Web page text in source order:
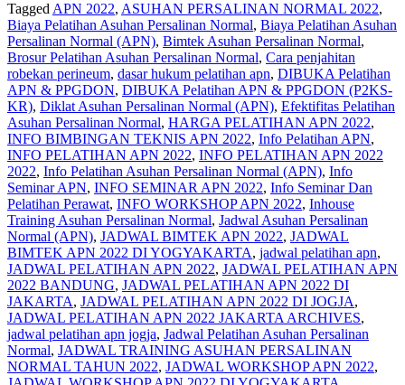
Tagged APN 2022, ASUHAN PERSALINAN NORMAL 2022,
Biaya Pelatihan Asuhan Persalinan Normal, Biaya Pelatihan Asuhan
Persalinan Normal (APN), Bimtek Asuhan Persalinan Normal,
Brosur Pelatihan Asuhan Persalinan Normal, Cara penjahitan
robekan perineum, dasar hukum pelatihan apn, DIBUKA Pelatihan
APN & PPGDON, DIBUKA Pelatihan APN & PPGDON (P2KS-
KR), Diklat Asuhan Persalinan Normal (APN), Efektifitas Pelatihan
Asuhan Persalinan Normal, HARGA PELATIHAN APN 2022,
INFO BIMBINGAN TEKNIS APN 2022, Info Pelatihan APN,
INFO PELATIHAN APN 2022, INFO PELATIHAN APN 2022
2022, Info Pelatihan Asuhan Persalinan Normal (APN), Info
Seminar APN, INFO SEMINAR APN 2022, Info Seminar Dan
Pelatihan Perawat, INFO WORKSHOP APN 2022, Inhouse
Training Asuhan Persalinan Normal, Jadwal Asuhan Persalinan
Normal (APN), JADWAL BIMTEK APN 2022, JADWAL
BIMTEK APN 2022 DI YOGYAKARTA, jadwal pelatihan apn,
JADWAL PELATIHAN APN 2022, JADWAL PELATIHAN APN
2022 BANDUNG, JADWAL PELATIHAN APN 2022 DI
JAKARTA, JADWAL PELATIHAN APN 2022 DI JOGJA,
JADWAL PELATIHAN APN 2022 JAKARTA ARCHIVES,
jadwal pelatihan apn jogja, Jadwal Pelatihan Asuhan Persalinan
Normal, JADWAL TRAINING ASUHAN PERSALINAN
NORMAL TAHUN 2022, JADWAL WORKSHOP APN 2022,